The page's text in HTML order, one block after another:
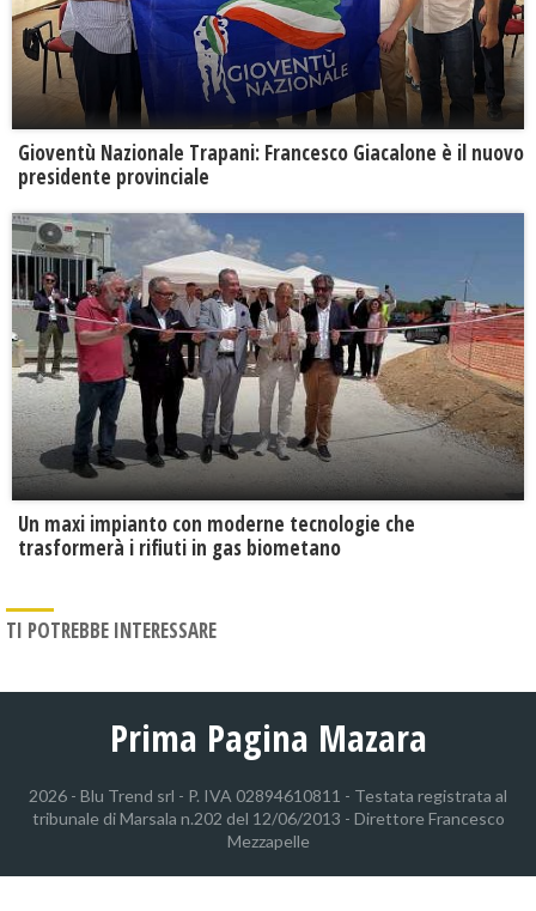
Gioventù Nazionale Trapani: Francesco Giacalone è il nuovo
presidente provinciale
Un maxi impianto con moderne tecnologie che
trasformerà i rifiuti in gas biometano
TI POTREBBE INTERESSARE
Prima Pagina Mazara
2026 - Blu Trend srl - P. IVA 02894610811 - Testata registrata al
tribunale di Marsala n.202 del 12/06/2013 - Direttore Francesco
Mezzapelle